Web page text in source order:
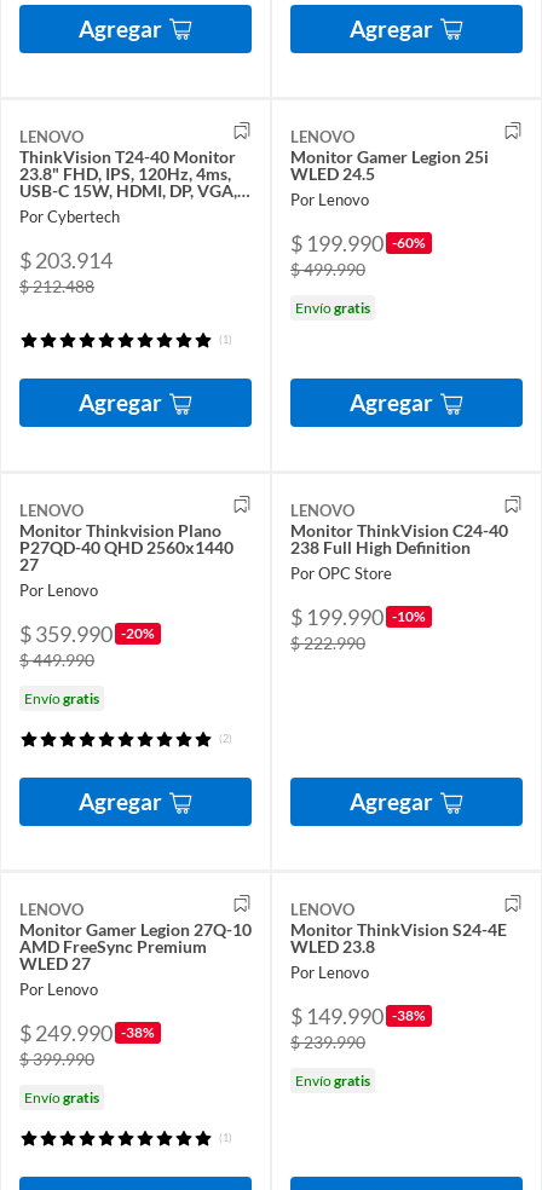
Agregar Agregar
LENOVO
ThinkVision T24-40 Monitor
23.8" FHD, IPS, 120Hz, 4ms,
USB-C 15W, HDMI, DP, VGA,
Pivote
Por Cybertech
$ 203.914
$ 212.488
(1)
Agregar
LENOVO
Monitor Gamer Legion 25i
WLED 24.5
Por Lenovo
$ 199.990 -60%
$ 499.990
Envíogratis
Agregar
LENOVO
Monitor Thinkvision Plano
P27QD-40 QHD 2560x1440
27
Por Lenovo
$ 359.990 -20%
$ 449.990
Envíogratis
(2)
Agregar
LENOVO
Monitor ThinkVision C24-40
238 Full High Definition
Por OPC Store
$ 199.990 -10%
$ 222.990
Agregar
LENOVO
Monitor Gamer Legion 27Q-10
AMD FreeSync Premium
WLED 27
Por Lenovo
$ 249.990 -38%
$ 399.990
Envíogratis
(1)
LENOVO
Monitor ThinkVision S24-4E
WLED 23.8
Por Lenovo
$ 149.990 -38%
$ 239.990
Envíogratis